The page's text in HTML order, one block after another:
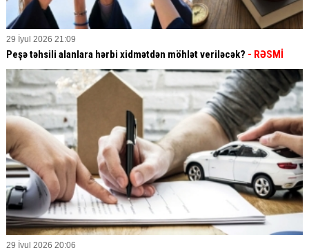
29 İyul 2026 21:09
Peşə təhsili alanlara hərbi xidmətdən möhlət veriləcək? - RƏSMİ
29 İyul 2026 20:06